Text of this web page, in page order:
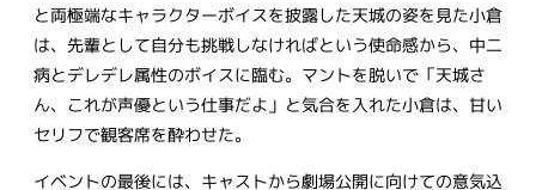
と両極端なキャラクターボイスを披露した天城の姿を見た小倉
は、先輩として自分も挑戦しなければという使命感から、中二
病とデレデレ属性のボイスに臨む。マントを脱いで「天城さ
ん、これが声優という仕事だよ」と気合を入れた小倉は、甘い
セリフで観客席を酔わせた。
イベントの最後には、キャストから劇場公開に向けての意気込